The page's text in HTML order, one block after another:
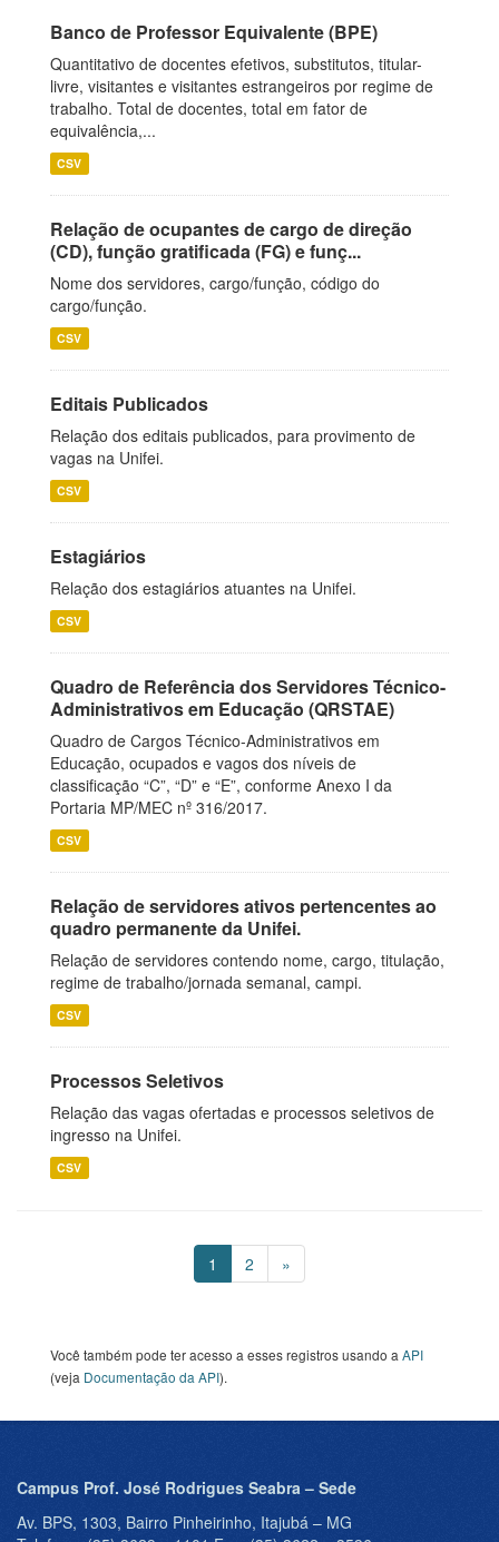
Banco de Professor Equivalente (BPE)
Quantitativo de docentes efetivos, substitutos, titular-
livre, visitantes e visitantes estrangeiros por regime de
trabalho. Total de docentes, total em fator de
equivalência,...
CSV
Relação de ocupantes de cargo de direção
(CD), função gratificada (FG) e funç...
Nome dos servidores, cargo/função, código do
cargo/função.
CSV
Editais Publicados
Relação dos editais publicados, para provimento de
vagas na Unifei.
CSV
Estagiários
Relação dos estagiários atuantes na Unifei.
CSV
Quadro de Referência dos Servidores Técnico-
Administrativos em Educação (QRSTAE)
Quadro de Cargos Técnico-Administrativos em
Educação, ocupados e vagos dos níveis de
classificação “C”, “D” e “E”, conforme Anexo I da
Portaria MP/MEC nº 316/2017.
CSV
Relação de servidores ativos pertencentes ao
quadro permanente da Unifei.
Relação de servidores contendo nome, cargo, titulação,
regime de trabalho/jornada semanal, campi.
CSV
Processos Seletivos
Relação das vagas ofertadas e processos seletivos de
ingresso na Unifei.
CSV
1 2 »
Você também pode ter acesso a esses registros usando a API
(veja Documentação da API).
Campus Prof. José Rodrigues Seabra – Sede
Av. BPS, 1303, Bairro Pinheirinho, Itajubá – MG